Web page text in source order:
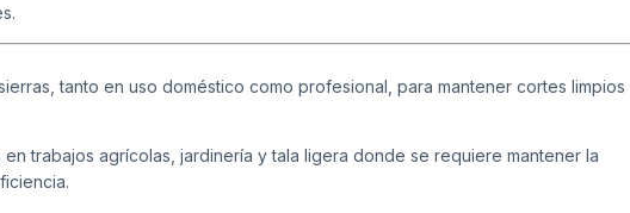
tanto en uso doméstico como profesional, para mantener cortes limpios
trabajos agrícolas, jardinería y tala ligera donde se requiere mantener la